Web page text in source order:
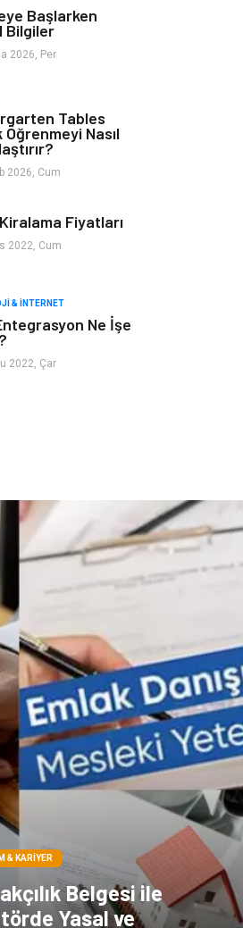
Anne & Çocuk
Gayrimenkul
Aksesuar
saç dökülmesi
Spor Malzemeleri
Başlarken
Bilgiler
2026, Per
Tables
Öğrenmeyi Nasıl
2026, Cum
Fiyatları
2022, Cum
& İNTERNET
Ne İşe
2022, Çar
& KARIYER
Belgesi ile
Yasal ve